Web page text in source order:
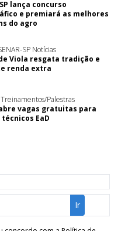
lança concurso
e premiará as melhores
do agro
SP Notícias
Viola resgata tradição e
renda extra
Palestras
vagas gratuitas para
EaD